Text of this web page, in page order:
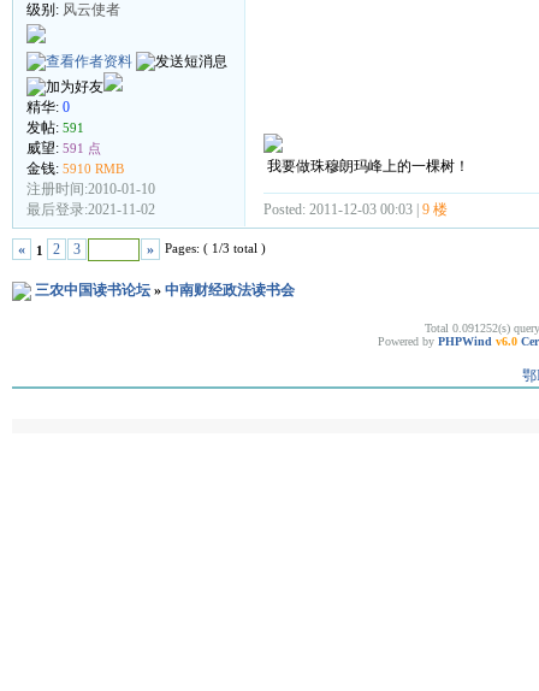
级别: 风云使者
精华: 0
发帖: 591
威望: 591 点
金钱: 5910 RMB
注册时间:2010-01-10
最后登录:2021-11-02
我要做珠穆朗玛峰上的一棵树！
Posted: 2011-12-03 00:03 | 9 楼
« 1 2 3 » Pages: ( 1/3 total )
三农中国读书论坛» 中南财经政法读书会
Total 0.091252(s)
Powered by PHPWind v6.0
鄂